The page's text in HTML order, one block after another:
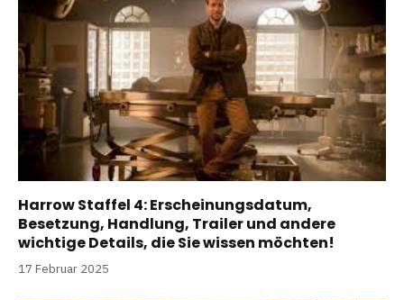
Harrow Staffel 4: Erscheinungsdatum,
Besetzung, Handlung, Trailer und andere
wichtige Details, die Sie wissen möchten!
17 Februar 2025